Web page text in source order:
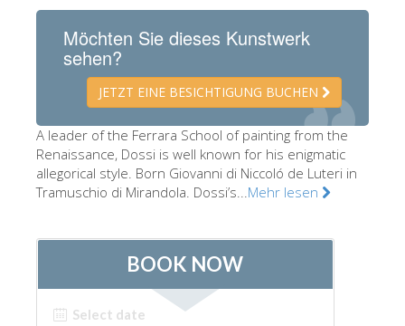
Die Künstler
Neuen Säle
Andere Museen
Bargello Museum
Galleria Accademia
Palatina Galerie
San Marco Museum
Archäologisches Museum
Opificio delle Pietre Dure
Möchten Sie dieses Kunstwerk
sehen?
JETZT EINE BESICHTIGUNG BUCHEN
A leader of the Ferrara School of painting from the
Renaissance, Dossi is well known for his enigmatic
allegorical style. Born Giovanni di Niccoló de Luteri in
Tramuschio di Mirandola. Dossi’s...Mehr lesen